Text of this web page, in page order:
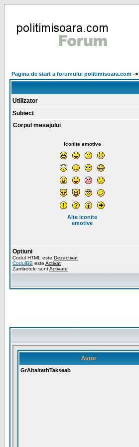
Pagina de start a forumului politimisoara.com ->
Utilizator
Subiect
Corpul mesajului
Iconite emotive
Alte iconite
emotive
Optiuni
Codul HTML este Dezactivat
CodulBB este Activat
Zambetele suntActivate